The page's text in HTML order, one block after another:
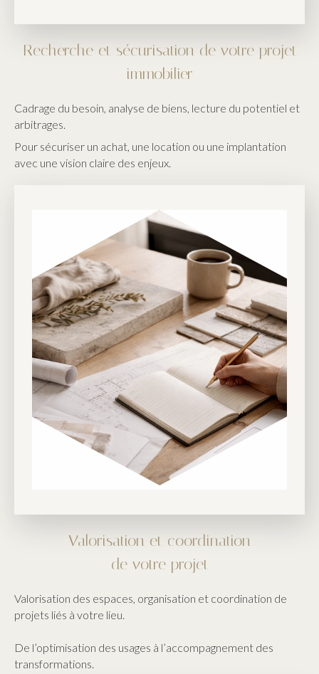
Recherche et sécurisation de votre projet
immobilier
Cadrage du besoin, analyse de biens, lecture du potentiel et
arbitrages.
Pour sécuriser un achat, une location ou une implantation
avec une vision claire des enjeux.
Valorisation et coordination
de votre projet
Valorisation des espaces, organisation et coordination de
projets liés à votre lieu.
De l’optimisation des usages à l’accompagnement des
transformations.